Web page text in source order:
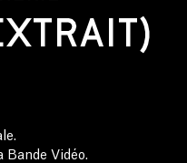
Bande Vidéo.